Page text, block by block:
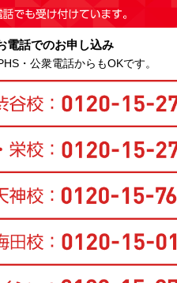
電話でのお申し込み
・公衆電話からもOKです。